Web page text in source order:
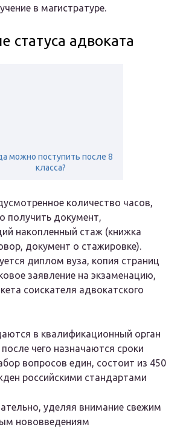
в магистратуре.
статуса адвоката
можно поступить после 8
класса?
количество часов,
получить документ,
накопленный стаж (книжка
документ о стажировке).
диплом вуза, копия страниц
заявление на экзаменацию,
соискателя адвокатского
в квалификационный орган
после чего назначаются сроки
вопросов един, состоит из 450
российскими стандартами
уделяя внимание свежим
нововведениям